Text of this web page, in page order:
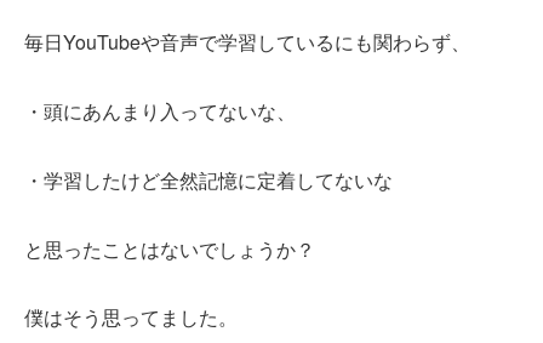
毎日YouTubeや音声で学習しているにも関わらず、
・頭にあんまり入ってないな、
・学習したけど全然記憶に定着してないな
と思ったことはないでしょうか？
僕はそう思ってました。